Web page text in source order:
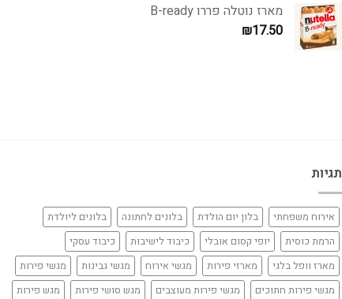
מארז נוטלה פררו B-ready
₪17.50
תגיות
אירוח משפחתי בלון יום הולדת בלונים לחתונה
בלונים ליולדת
הרמת כוסית
יופי קסום אובלי כיבוד לישיבות
כיבוד עסקי
מארז וופל בלגי
מארזי פירות מגשי אירוח מגשי גבינות
מגשי פירות
מגשי פירות חתוכים
מגשי פירות מעוצבים מגש סושי פירות
מגש פירות